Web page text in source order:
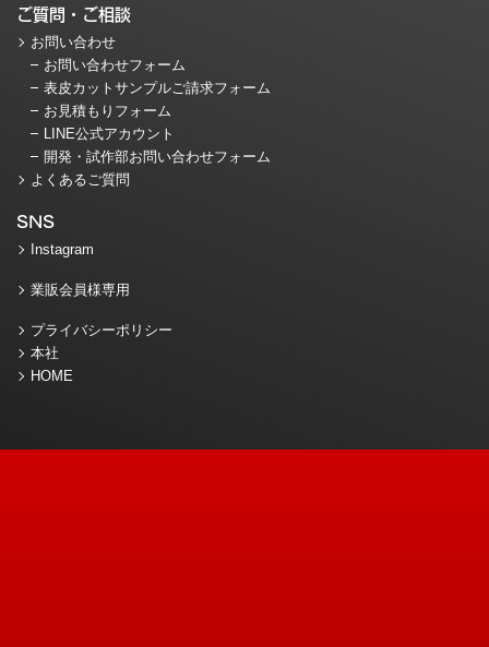
ご質問・ご相談
お問い合わせ
お問い合わせフォーム
表皮カットサンプルご請求フォーム
お見積もりフォーム
LINE公式アカウント
開発・試作部お問い合わせフォーム
よくあるご質問
SNS
Instagram
業販会員様専用
プライバシーポリシー
本社
HOME